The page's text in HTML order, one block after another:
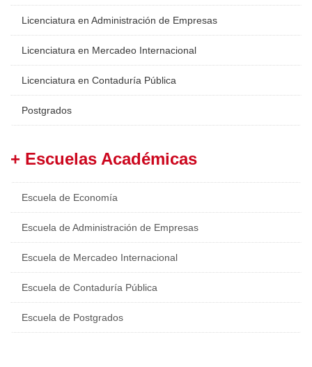
Licenciatura en Administración de Empresas
Licenciatura en Mercadeo Internacional
Licenciatura en Contaduría Pública
Postgrados
+ Escuelas Académicas
Escuela de Economía
Escuela de Administración de Empresas
Escuela de Mercadeo Internacional
Escuela de Contaduría Pública
Escuela de Postgrados